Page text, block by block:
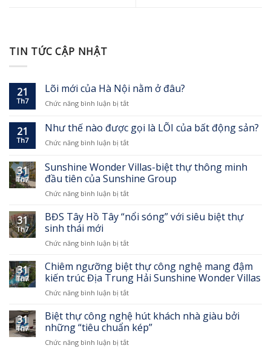
TIN TỨC CẬP NHẬT
21
Th7
Lõi mới của Hà Nội nằm ở đâu?
Chức năng bình luận bị tắtở
của
Hà
nằm
ở
đâu?
21
Th7
Như thế nào được gọi là LÕI của bất động sản?
Chức năng bình luận bị tắtở
thế
nào
được
gọi
LÕI
động
31
Th7
Sunshine Wonder Villas-biệt thự thông minh
đầu tiên của Sunshine Group
Chức năng bình luận bị tắtở
Wonder
Villas-
thự
minh
đầu
tiên
của
Group
31
Th7
BĐS Tây Hồ Tây “nổi sóng” với siêu biệt thự
sinh thái mới
Chức năng bình luận bị tắtở
Tây
Hồ
Tây
“nổi
với
siêu
thự
31
Th7
Chiêm ngưỡng biệt thự công nghệ mang đậm
kiến trúc Địa Trung Hải Sunshine Wonder Villas
Chức năng bình luận bị tắtở
ngưỡng
biệt
thự
công
31
Th7
Biệt thự công nghệ hút khách nhà giàu bởi
những “tiêu chuẩn kép”
Chức năng bình luận bị tắtở